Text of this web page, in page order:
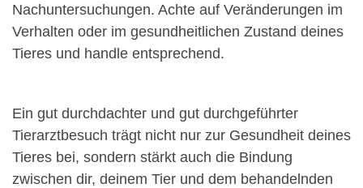
Nachuntersuchungen. Achte auf Veränderungen im
Verhalten oder im gesundheitlichen Zustand deines
Tieres und handle entsprechend.
Ein gut durchdachter und gut durchgeführter
Tierarztbesuch trägt nicht nur zur Gesundheit deines
Tieres bei, sondern stärkt auch die Bindung
zwischen dir, deinem Tier und dem behandelnden